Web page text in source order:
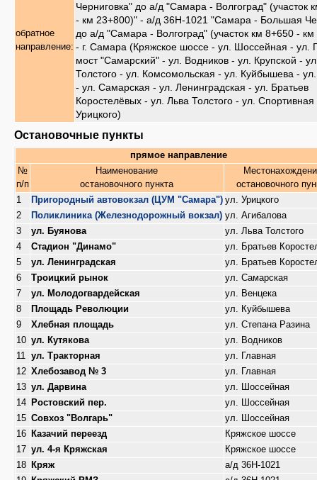
обратное
направление:
Черниговка" до а/д "Самара - Волгоград" (участок
- км 23+800)" - а/д 36Н-1021 "Самара - Большая
до а/д "Самара - Волгоград" (участок км 8+650 -
- г. Самара (Кряжское шоссе - ул. Шоссейная - ул.
мост "Самарский" - ул. Водников - ул. Крупской -
Толстого - ул. Комсомольская - ул. Куйбышева -
- ул. Самарская - ул. Ленинградская - ул. Братьев
Коростелёвых - ул. Льва Толстого - ул. Спортивная
Урицкого)
Остановочные пункты
прямое направление
№
п/п
Наименование
остановочного пункта
остановочного
1
Пригородный автовокзал (ЦУМ "Самара") ул. Урицкого
2
Поликлиника (Железнодорожный вокзал) ул. Агибалова
3
ул. Буянова
ул. Льва Толстого
4
Стадион "Динамо"
ул. Братьев
5
ул. Ленинградская
ул. Братьев
6
Троицкий рынок
ул. Самарская
7
ул. Молодогвардейская
ул. Венцека
8
Площадь Революции
ул. Куйбышева
9
Хлебная площадь
ул. Степана Разина
10 ул. Кутякова
ул. Водников
11
ул. Тракторная
ул. Главная
12 Хлебозавод № 3
ул. Главная
13 ул. Дарвина
ул. Шоссейная
14
Ростовский пер.
ул. Шоссейная
15 Совхоз "Волгарь"
ул. Шоссейная
16
Казачий переезд
Кряжское шоссе
17 ул. 4-я Кряжская
Кряжское шоссе
18
Кряж
а/д 36Н-1021